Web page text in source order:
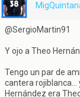
@SergioMartin91
Y ojo a Theo
Tengo un par de
cantera rojiblanca...
Hernández era